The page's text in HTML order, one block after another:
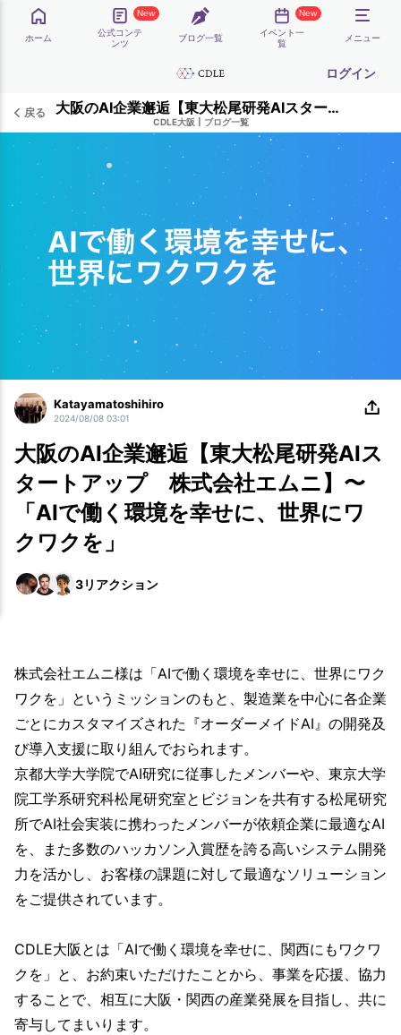
ホーム
New
公式コンテ
ンツ
ブログ一覧
New
イベント一
覧
メニュー
ログイン
戻る 大阪のAI企業邂逅【東大松尾研発AIスタートアップ 株式会社エムニ】〜「AIで働く環境を幸せに、世界にワクワクを」
CDLE大阪 ブログ一覧
Katayamatoshihiro
2024/08/08 03:01
大阪のAI企業邂逅【東大松尾研発AIス
タートアップ 株式会社エムニ】〜
「AIで働く環境を幸せに、世界にワ
クワクを」
3リアクション
株式会社エムニ様は「AIで働く環境を幸せに、世界にワク
ワクを」というミッションのもと、製造業を中心に各企業
ごとにカスタマイズされた『オーダーメイドAI』の開発及
び導入支援に取り組んでおられます。
京都大学大学院でAI研究に従事したメンバーや、東京大学
院工学系研究科松尾研究室とビジョンを共有する松尾研究
所でAI社会実装に携わったメンバーが依頼企業に最適なAI
を、また多数のハッカソン入賞歴を誇る高いシステム開発
力を活かし、お客様の課題に対して最適なソリューション
をご提供されています。
CDLE大阪とは「AIで働く環境を幸せに、関西にもワクワ
クを」と、お約束いただけたことから、事業を応援、協力
することで、相互に大阪・関西の産業発展を目指し、共に
寄与してまいります。